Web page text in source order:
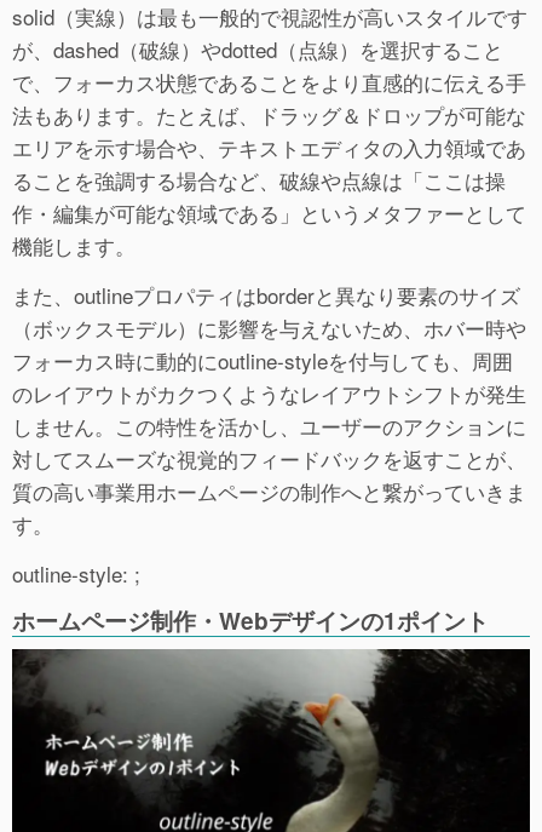
solid（実線）は最も一般的で視認性が高いスタイルです
が、dashed（破線）やdotted（点線）を選択すること
で、フォーカス状態であることをより直感的に伝える手
法もあります。たとえば、ドラッグ＆ドロップが可能な
エリアを示す場合や、テキストエディタの入力領域であ
ることを強調する場合など、破線や点線は「ここは操
作・編集が可能な領域である」というメタファーとして
機能します。
また、outlineプロパティはborderと異なり要素のサイズ
（ボックスモデル）に影響を与えないため、ホバー時や
フォーカス時に動的にoutline-styleを付与しても、周囲
のレイアウトがカクつくようなレイアウトシフトが発生
しません。この特性を活かし、ユーザーのアクションに
対してスムーズな視覚的フィードバックを返すことが、
質の高い事業用ホームページの制作へと繋がっていきま
す。
outline-style: ;
ホームページ制作・Webデザインの1ポイント